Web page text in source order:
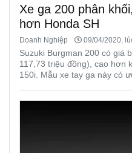
Xe ga 200 phân
hơn Honda SH
Doanh Nghiệp 09/04/2020,
Suzuki Burgman 200 có giá
117,73 triệu đồng), cao hơn
150i. Mẫu xe tay ga này có